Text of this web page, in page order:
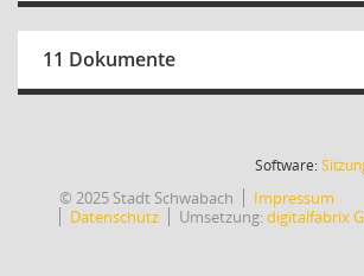
11 Dokumente
Software:
© 2025 Stadt Schwabach
Impressum
Datenschutz
Umsetzung:digitalfabrix